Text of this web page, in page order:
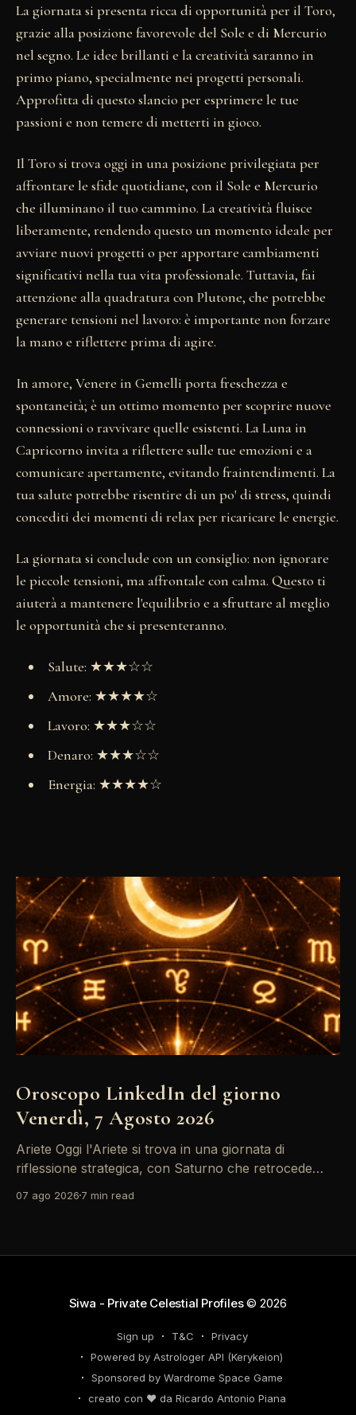
La giornata si presenta ricca di opportunità per il Toro,
grazie alla posizione favorevole del Sole e di Mercurio
nel segno. Le idee brillanti e la creatività saranno in
primo piano, specialmente nei progetti personali.
Approfitta di questo slancio per esprimere le tue
passioni e non temere di metterti in gioco.
Il Toro si trova oggi in una posizione privilegiata per
affrontare le sfide quotidiane, con il Sole e Mercurio
che illuminano il tuo cammino. La creatività fluisce
liberamente, rendendo questo un momento ideale per
avviare nuovi progetti o per apportare cambiamenti
significativi nella tua vita professionale. Tuttavia, fai
attenzione alla quadratura con Plutone, che potrebbe
generare tensioni nel lavoro: è importante non forzare
la mano e riflettere prima di agire.
In amore, Venere in Gemelli porta freschezza e
spontaneità; è un ottimo momento per scoprire nuove
connessioni o ravvivare quelle esistenti. La Luna in
Capricorno invita a riflettere sulle tue emozioni e a
comunicare apertamente, evitando fraintendimenti. La
tua salute potrebbe risentire di un po' di stress, quindi
concediti dei momenti di relax per ricaricare le energie.
La giornata si conclude con un consiglio: non ignorare
le piccole tensioni, ma affrontale con calma. Questo ti
aiuterà a mantenere l'equilibrio e a sfruttare al meglio
le opportunità che si presenteranno.
Salute: ★★★☆☆
Amore: ★★★★☆
Lavoro: ★★★☆☆
Denaro: ★★★☆☆
Energia: ★★★★☆
Oroscopo LinkedIn del giorno
Venerdì, 7 Agosto 2026
Ariete Oggi l'Ariete si trova in una giornata di
riflessione strategica, con Saturno che retrocede
riconsiderare il tuo personal brand e l'engagement
07 ago 2026 7 min read
Siwa - Private Celestial Profiles© 2026
Sign up T&C
Privacy
Powered by Astrologer API (Kerykeion)
Sponsored by Wardrome Space Game
creato con ❤️ da Ricardo Antonio Piana